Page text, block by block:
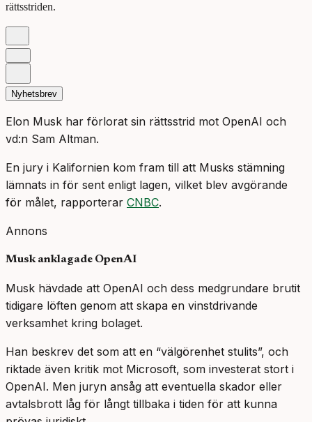
rättsstriden.
Nyhetsbrev
Elon Musk har förlorat sin rättsstrid mot OpenAI och
vd:n Sam Altman.
En jury i Kalifornien kom fram till att Musks stämning
lämnats in för sent enligt lagen, vilket blev avgörande
för målet, rapporterar CNBC.
Annons
Musk anklagade OpenAI
Musk hävdade att OpenAI och dess medgrundare brutit
tidigare löften genom att skapa en vinstdrivande
verksamhet kring bolaget.
Han beskrev det som att en “välgörenhet stulits”, och
riktade även kritik mot Microsoft, som investerat stort i
OpenAI. Men juryn ansåg att eventuella skador eller
avtalsbrott låg för långt tillbaka i tiden för att kunna